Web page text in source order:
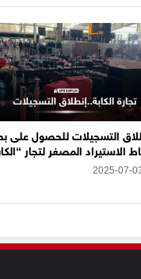
التسجيلات للحصول على
الاستيراد المصغر لتجار
2025-07-